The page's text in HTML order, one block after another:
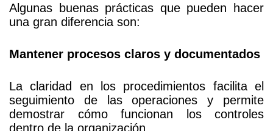
Algunas buenas prácticas que pueden hacer
una gran diferencia son:
Mantener procesos claros y documentados
La claridad en los procedimientos facilita el
seguimiento de las operaciones y permite
demostrar cómo funcionan los controles
dentro de la organización.